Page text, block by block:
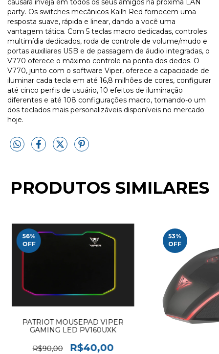
causará inveja em todos os seus amigos na próxima LAN
party. Os switches mecânicos Kailh Red fornecem uma
resposta suave, rápida e linear, dando a você uma
vantagem tática. Com 5 teclas macro dedicadas, controles
multimídia dedicados, roda de controle de volume/mudo e
portas auxiliares USB e de passagem de áudio integradas, o
V770 oferece o máximo controle na ponta dos dedos. O
V770, junto com o software Viper, oferece a capacidade de
iluminar cada tecla em até 16,8 milhões de cores, configurar
até cinco perfis de usuário, 10 efeitos de iluminação
diferentes e até 108 configurações macro, tornando-o um
dos teclados mais personalizáveis ​​disponíveis no mercado
hoje.
PRODUTOS SIMILARES
56%
OFF
PATRIOT MOUSEPAD VIPER
GAMING LED PV160UXK
R$90,00 R$40,00
53%
OFF